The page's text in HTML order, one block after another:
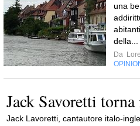
una
della...
Da
Jack Savoretti
Jack Lavoretti, cantautore italo-